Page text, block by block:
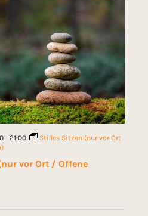
vor Ort / Offene
- 21:00
Stilles Sitzen (nur vor Ort